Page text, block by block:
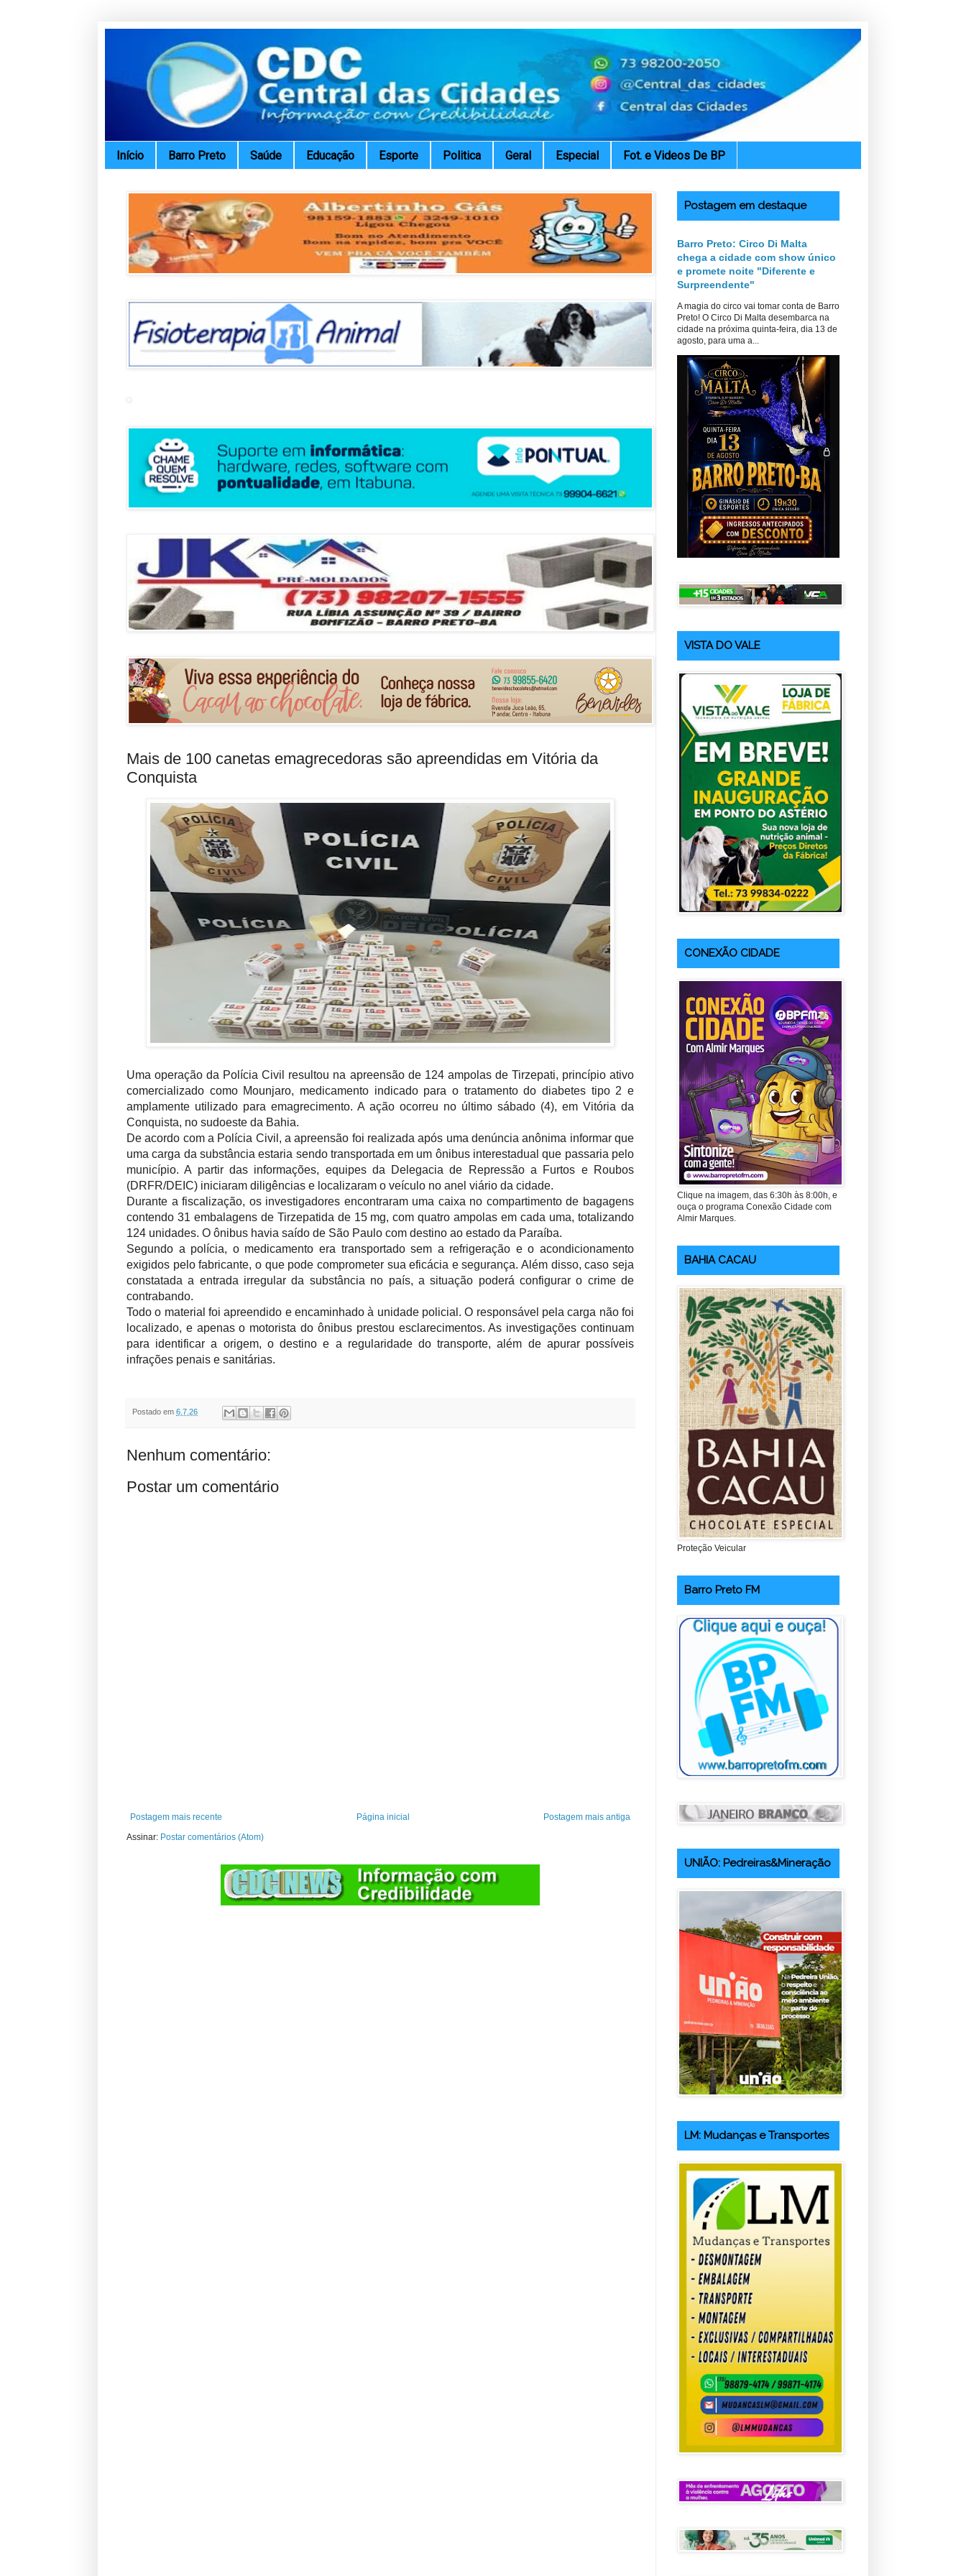
Início Barro Preto Saúde Educação Esporte Politica Geral Especial Fot. e Videos De BP
Mais de 100 canetas emagrecedoras são apreendidas em Vitória da
Conquista
Uma operação da Polícia Civil resultou na apreensão de 124 ampolas de Tirzepati, princípio ativo
comercializado como Mounjaro, medicamento indicado para o tratamento do diabetes tipo 2 e
amplamente utilizado para emagrecimento. A ação ocorreu no último sábado (4), em Vitória da
Conquista, no sudoeste da Bahia.
De acordo com a Polícia Civil, a apreensão foi realizada após uma denúncia anônima informar que
uma carga da substância estaria sendo transportada em um ônibus interestadual que passaria pelo
município. A partir das informações, equipes da Delegacia de Repressão a Furtos e Roubos
(DRFR/DEIC) iniciaram diligências e localizaram o veículo no anel viário da cidade.
Durante a fiscalização, os investigadores encontraram uma caixa no compartimento de bagagens
contendo 31 embalagens de Tirzepatida de 15 mg, com quatro ampolas em cada uma, totalizando
124 unidades. O ônibus havia saído de São Paulo com destino ao estado da Paraíba.
Segundo a polícia, o medicamento era transportado sem a refrigeração e o acondicionamento
exigidos pelo fabricante, o que pode comprometer sua eficácia e segurança. Além disso, caso seja
constatada a entrada irregular da substância no país, a situação poderá configurar o crime de
contrabando.
Todo o material foi apreendido e encaminhado à unidade policial. O responsável pela carga não foi
localizado, e apenas o motorista do ônibus prestou esclarecimentos. As investigações continuam
para identificar a origem, o destino e a regularidade do transporte, além de apurar possíveis
infrações penais e sanitárias.
Postado em 6.7.26
Nenhum comentário:
Postar um comentário
Postagem mais recente Postagem mais antiga
Página inicial
Assinar: Postar comentários (Atom)
Postagem em destaque
Barro Preto: Circo Di Malta
chega a cidade com show único
e promete noite "Diferente e
Surpreendente"
A magia do circo vai tomar conta de Barro
Preto! O Circo Di Malta desembarca na
cidade na próxima quinta-feira, dia 13 de
agosto, para uma a...
VISTA DO VALE
CONEXÃO CIDADE
Clique na imagem, das 6:30h às 8:00h, e
ouça o programa Conexão Cidade com
Almir Marques.
BAHIA CACAU
Proteção Veicular
Barro Preto FM
UNIÃO: Pedreiras&Mineração
LM: Mudanças e Transportes